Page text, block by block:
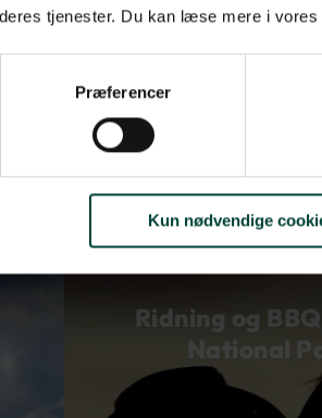
tjenester. Du kan læse mere i vores
Præferencer
Kun nødvendige
i dette
Ridning og
National